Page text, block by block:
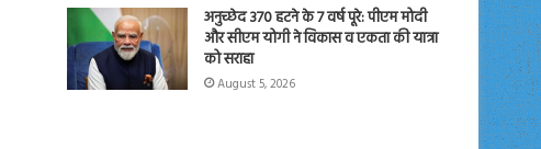
अनुच्छेद 370 हटने के 7 वर्ष पूरे: पीएम मोदी
और सीएम योगी ने विकास व एकता की यात्रा
को सराहा
August 5, 2026